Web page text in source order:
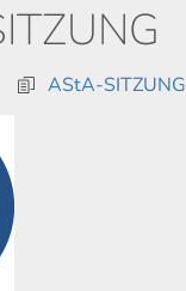
AStA-SITZUNG